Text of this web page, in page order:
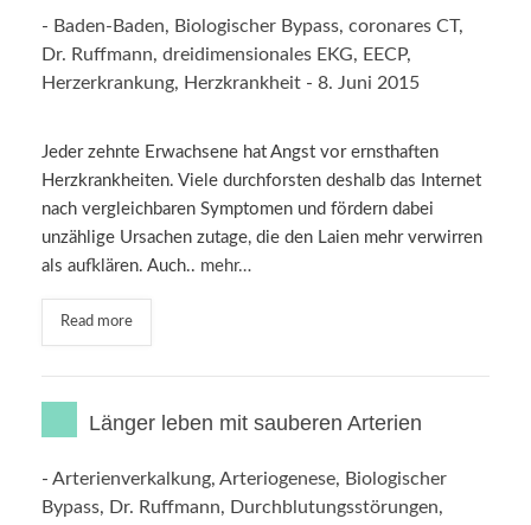
- Baden-Baden, Biologischer Bypass, coronares CT,
Dr. Ruffmann, dreidimensionales EKG, EECP,
Herzerkrankung, Herzkrankheit - 8. Juni 2015
Jeder zehnte Erwachsene hat Angst vor ernsthaften
Herzkrankheiten. Viele durchforsten deshalb das Internet
nach vergleichbaren Symptomen und fördern dabei
unzählige Ursachen zutage, die den Laien mehr verwirren
als aufklären. Auch.. mehr…
Read more
Länger leben mit sauberen Arterien
- Arterienverkalkung, Arteriogenese, Biologischer
Bypass, Dr. Ruffmann, Durchblutungsstörungen,